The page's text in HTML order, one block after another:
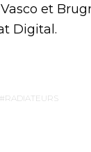
et
Digital.
RADIATEURS